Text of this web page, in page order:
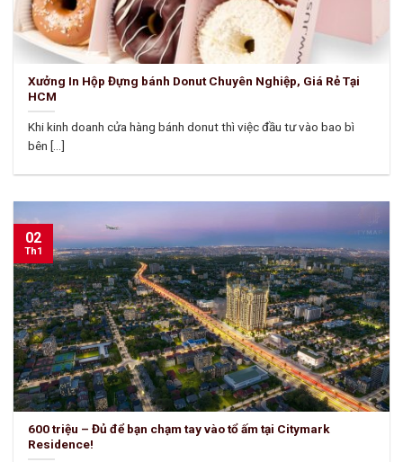
Xưởng In Hộp Đựng bánh Donut Chuyên Nghiệp, Giá Rẻ Tại
HCM
Khi kinh doanh cửa hàng bánh donut thì việc đầu tư vào bao bì
bên [...]
600 triệu – Đủ để bạn chạm tay vào tổ ấm tại Citymark
Residence!
02
Th1